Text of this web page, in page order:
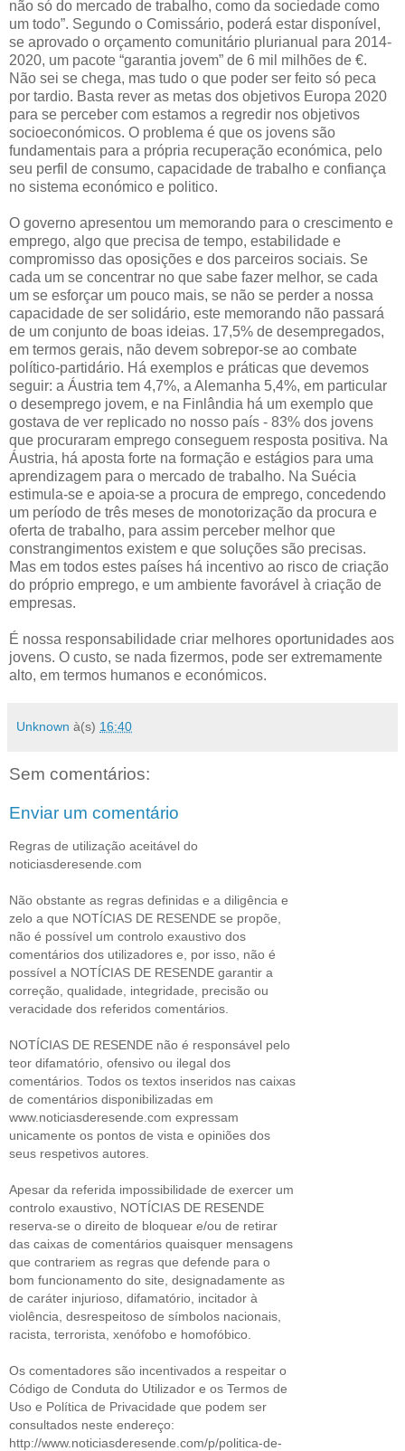
não só do mercado de trabalho, como da sociedade como
um todo”. Segundo o Comissário, poderá estar disponível,
se aprovado o orçamento comunitário plurianual para 2014-
2020, um pacote “garantia jovem” de 6 mil milhões de €.
Não sei se chega, mas tudo o que poder ser feito só peca
por tardio. Basta rever as metas dos objetivos Europa 2020
para se perceber com estamos a regredir nos objetivos
socioeconómicos. O problema é que os jovens são
fundamentais para a própria recuperação económica, pelo
seu perfil de consumo, capacidade de trabalho e confiança
no sistema económico e politico.
O governo apresentou um memorando para o crescimento e
emprego, algo que precisa de tempo, estabilidade e
compromisso das oposições e dos parceiros sociais. Se
cada um se concentrar no que sabe fazer melhor, se cada
um se esforçar um pouco mais, se não se perder a nossa
capacidade de ser solidário, este memorando não passará
de um conjunto de boas ideias. 17,5% de desempregados,
em termos gerais, não devem sobrepor-se ao combate
político-partidário. Há exemplos e práticas que devemos
seguir: a Áustria tem 4,7%, a Alemanha 5,4%, em particular
o desemprego jovem, e na Finlândia há um exemplo que
gostava de ver replicado no nosso país - 83% dos jovens
que procuraram emprego conseguem resposta positiva. Na
Áustria, há aposta forte na formação e estágios para uma
aprendizagem para o mercado de trabalho. Na Suécia
estimula-se e apoia-se a procura de emprego, concedendo
um período de três meses de monotorização da procura e
oferta de trabalho, para assim perceber melhor que
constrangimentos existem e que soluções são precisas.
Mas em todos estes países há incentivo ao risco de criação
do próprio emprego, e um ambiente favorável à criação de
empresas.
É nossa responsabilidade criar melhores oportunidades aos
jovens. O custo, se nada fizermos, pode ser extremamente
alto, em termos humanos e económicos.
Unknown à(s) 16:40
Sem comentários:
Enviar um comentário
Regras de utilização aceitável do
noticiasderesende.com
Não obstante as regras definidas e a diligência e
zelo a que NOTÍCIAS DE RESENDE se propõe,
não é possível um controlo exaustivo dos
comentários dos utilizadores e, por isso, não é
possível a NOTÍCIAS DE RESENDE garantir a
correção, qualidade, integridade, precisão ou
veracidade dos referidos comentários.
NOTÍCIAS DE RESENDE não é responsável pelo
teor difamatório, ofensivo ou ilegal dos
comentários. Todos os textos inseridos nas caixas
de comentários disponibilizadas em
www.noticiasderesende.com expressam
unicamente os pontos de vista e opiniões dos
seus respetivos autores.
Apesar da referida impossibilidade de exercer um
controlo exaustivo, NOTÍCIAS DE RESENDE
reserva-se o direito de bloquear e/ou de retirar
das caixas de comentários quaisquer mensagens
que contrariem as regras que defende para o
bom funcionamento do site, designadamente as
de caráter injurioso, difamatório, incitador à
violência, desrespeitoso de símbolos nacionais,
racista, terrorista, xenófobo e homofóbico.
Os comentadores são incentivados a respeitar o
Código de Conduta do Utilizador e os Termos de
Uso e Política de Privacidade que podem ser
consultados neste endereço:
http://www.noticiasderesende.com/p/politica-de-